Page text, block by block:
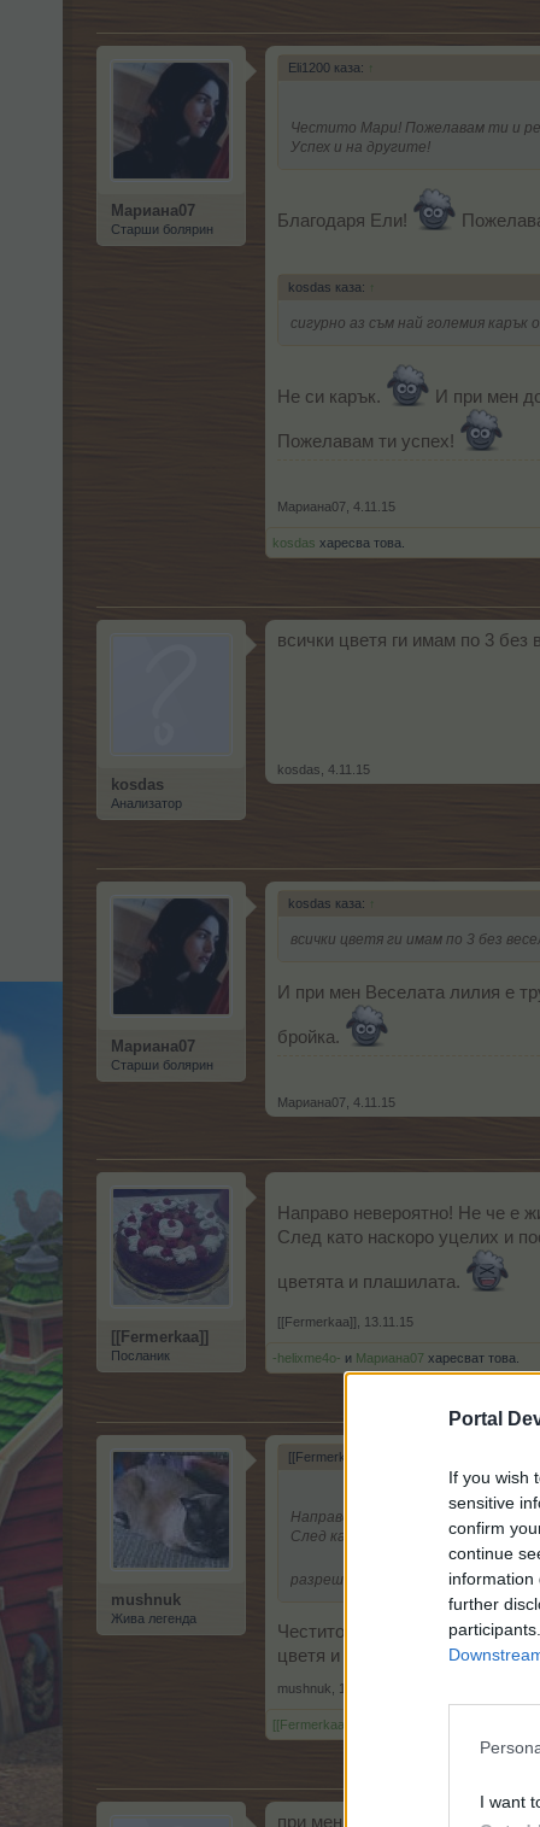
Portal
If you wish
sensitive
confirm
continue
information
further
I want
Мариана07
Старши болярин
Eli1200 каза: ↑
Честито Мари! Пожелавам ти и
Успех и на другите!
Благодаря Ели!
kosdas каза: ↑
сигурно аз съм най големия
Не си карък. И при мен
Пожелавам ти успех!
Мариана07 4.11.15
kosdas харесва това.
kosdas
Анализатор
всички цветя ги имам по 3
kosdas 4.11.15
Мариана07
Старши болярин
kosdas каза: ↑
всички цветя ги имам по 3 без
И при мен Веселата лилия е
бройка.
Мариана07 4.11.15
[[Fermerkaa]]
Посланик
Направо невероятно! Не че е
След като наскоро уцелих и
цветята и плашилата.
[[Fermerkaa]] 13.11.15
-helixme4o- и Мариана07 харесват това.
mushnuk
Жива легенда
[[Fermerkaa]] каза:
Направо невероятно! Не че е
След като наскоро уцелих и
разрешени цветята и
Честито ти, но не ми се вярва
цветя и плашила с
mushnuk 13.11.15
[[Fermerkaa]]
при мен веселата лилия не се